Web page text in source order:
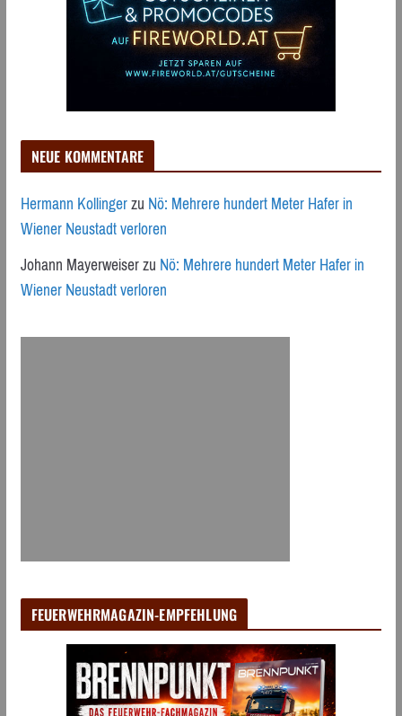
NEUE KOMMENTARE
Hermann KollingerzuNö: Mehrere hundert Meter Hafer in
Wiener Neustadt verloren
Johann MayerweiserzuNö: Mehrere hundert Meter Hafer in
Wiener Neustadt verloren
FEUERWEHRMAGAZIN-EMPFEHLUNG